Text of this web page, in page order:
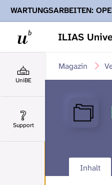
ILIAS
WARTUNGSARBEITEN:
Ihnen Podcasts, Opencast-
UniBE
Support
Magazin
Inhalt